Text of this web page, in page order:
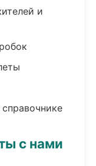
и
с нами